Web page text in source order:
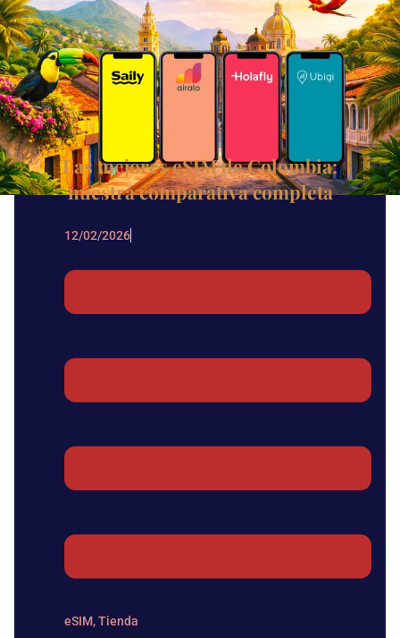
Las mejores eSIM de Colombia:
nuestra comparativa completa
12/02/2026
eSIM,Tienda